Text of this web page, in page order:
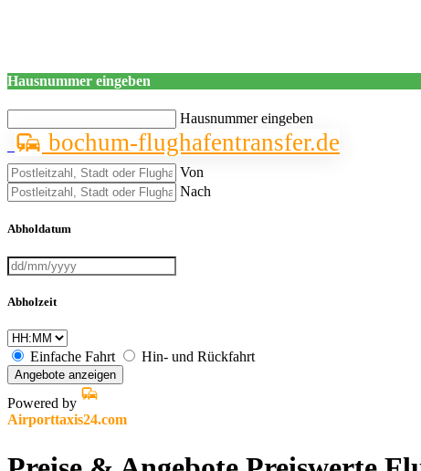
Hausnummer eingeben
Hausnummer eingeben
bochum-flughafentransfer.de
Von
Nach
Abholdatum
Abholzeit
Einfache Fahrt Hin- und Rückfahrt
Angebote anzeigen
Powered by
Airporttaxis24.com